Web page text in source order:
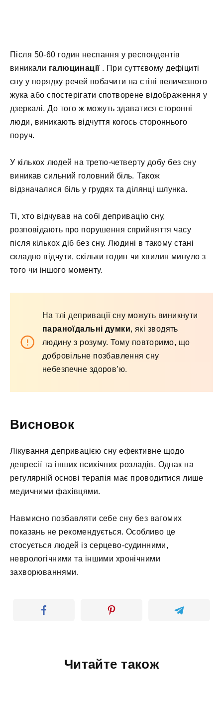
Після 50-60 годин неспання у респондентів
виникали галюцинації . При суттєвому дефіциті
сну у порядку речей побачити на стіні величезного
жука або спостерігати спотворене відображення у
дзеркалі. До того ж можуть здаватися сторонні
люди, виникають відчуття когось стороннього
поруч.
У кількох людей на третю-четверту добу без сну
виникав сильний головний біль. Також
відзначалися біль у грудях та ділянці шлунка.
Ті, хто відчував на собі депривацію сну,
розповідають про порушення сприйняття часу
після кількох діб без сну. Людині в такому стані
складно відчути, скільки годин чи хвилин минуло з
того чи іншого моменту.
На тлі депривації сну можуть виникнути
параноїдальні думки, які зводять
людину з розуму. Тому повторимо, що
добровільне позбавлення сну
небезпечне здоров’ю.
Висновок
Лікування депривацією сну ефективне щодо
депресії та інших психічних розладів. Однак на
регулярній основі терапія має проводитися лише
медичними фахівцями.
Навмисно позбавляти себе сну без вагомих
показань не рекомендується. Особливо це
стосується людей із серцево-судинними,
неврологічними та іншими хронічними
захворюваннями.
Читайте також